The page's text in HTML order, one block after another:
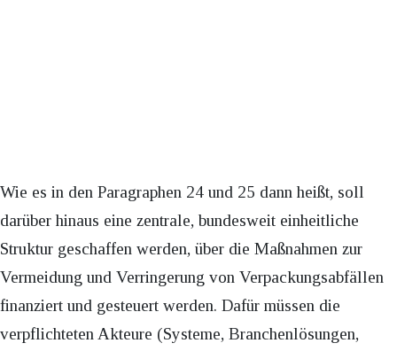
Wie es in den Paragraphen 24 und 25 dann heißt, soll
darüber hinaus eine zentrale, bundesweit einheitliche
Struktur geschaffen werden, über die Maßnahmen zur
Vermeidung und Verringerung von Verpackungsabfällen
finanziert und gesteuert werden. Dafür müssen die
verpflichteten Akteure (Systeme, Branchenlösungen,